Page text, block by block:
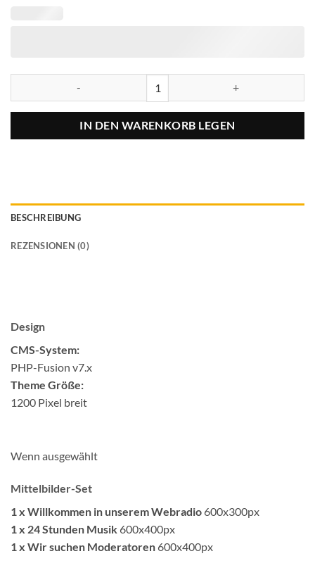
IN DEN WARENKORB LEGEN
BESCHREIBUNG
REZENSIONEN (0)
Design
CMS-System:
PHP-Fusion v7.x
Theme Größe:
1200 Pixel breit
Wenn ausgewählt
Mittelbilder-Set
1 x Willkommen in unserem Webradio 600x300px
1 x 24 Stunden Musik 600x400px
1 x Wir suchen Moderatoren 600x400px